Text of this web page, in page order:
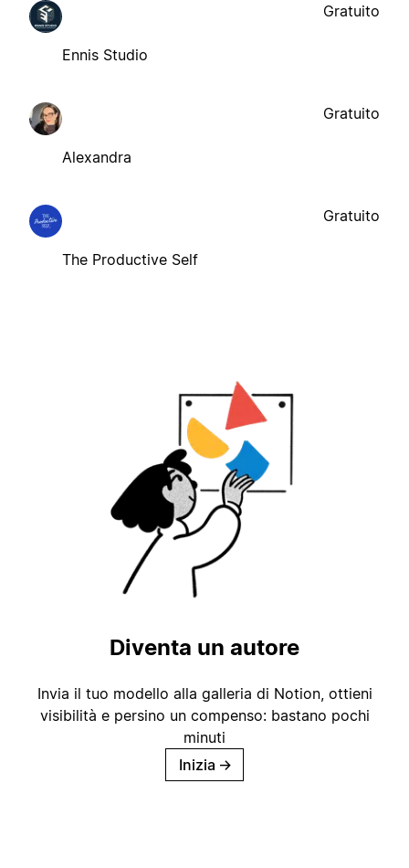
Ennis Studio
Gratuito
Alexandra
Gratuito
The Productive Self
Gratuito
Diventa un autore
Invia il tuo modello alla galleria di Notion, ottieni
visibilità e persino un compenso: bastano pochi
minuti
Inizia →